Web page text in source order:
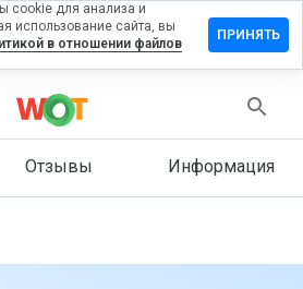
Отзывы Информация
cookie для анализа и
использование сайта, вы
в отношении файлов
ПРИНЯТЬ